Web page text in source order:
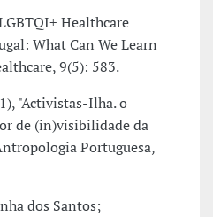
Healthcare
What Can We Learn
9(5): 583.
"Activistas-Ilha. o
de (in)visibilidade da
Portuguesa,
dos Santos;